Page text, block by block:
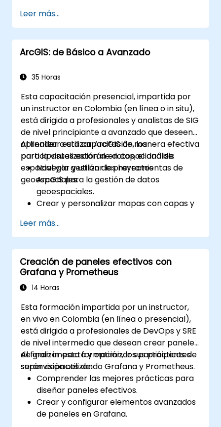
Colaborar en proyectos con miembros
del equipo.
Desplegar sus proyectos dbt en
producción.
proyectos dbt.
Leer más...
ArcGIS: de Básico a Avanzado
35 Horas
Esta capacitación presencial, impartida por
un instructor en Colombia (en línea o in situ),
está dirigida a profesionales y analistas de SIG
de nivel principiante a avanzado que deseen
aprender a utilizar ArcGIS de manera efectiva
para la visualización de datos, el análisis
espacial y la gestión de proyectos
geoespaciales.
Al finalizar esta capacitación, los
participantes estarán en capacidad de:
Navegar y utilizar las herramientas de
ArcGIS para la gestión de datos
geoespaciales.
Crear y personalizar mapas con capas y
Realizar análisis espacial avanzado y
tareas de geoproscesamiento.
Automatizar flujos de trabajo utilizando
ModelBuilder y Python.
Leer más...
Creación de paneles efectivos con
Grafana y Prometheus
14 Horas
Esta formación impartida por un instructor,
en vivo en Colombia (en línea o presencial),
está dirigida a profesionales de DevOps y SRE
de nivel intermedio que desean crear paneles
de gran impacto y optimizar sus prácticas de
supervisión utilizando Grafana y Prometheus.
Al finalizar esta formación, los participantes
serán capaces de:
Comprender las mejores prácticas para
diseñar paneles efectivos.
Crear y configurar elementos avanzados
de paneles en Grafana.